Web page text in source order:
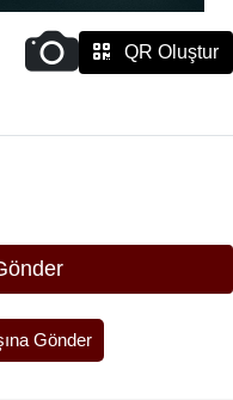
QR Oluştur
Gönder